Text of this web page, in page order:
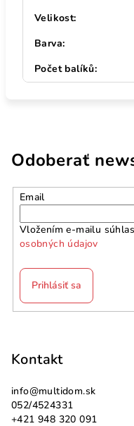
Velikost:
Barva:
Počet balíků:
Odoberať
Email
Vložením e-mailu
osobných údajov
Prihlásiť sa
Kontakt
info@multidom.sk
052/4524331
+421 948 320 091